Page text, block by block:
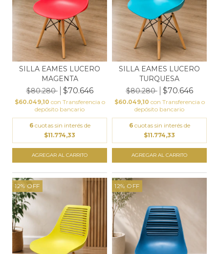
SILLA EAMES LUCERO
MAGENTA
$80.280
$70.646
$60.049,10 con Transferencia o
depósito bancario
6 cuotas sin interés de
$11.774,33
SILLA EAMES LUCERO
TURQUESA
$80.280
$70.646
$60.049,10 con Transferencia o
depósito bancario
6 cuotas sin interés de
$11.774,33
12% OFF 12% OFF